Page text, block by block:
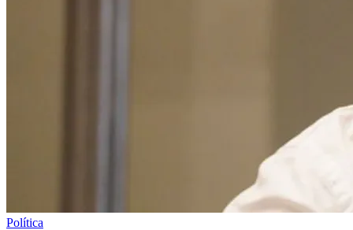
Política